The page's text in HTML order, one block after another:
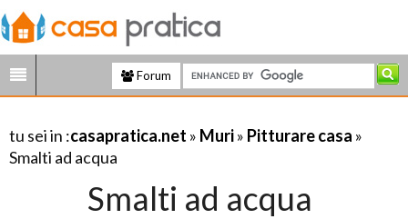
Forum
tu sei in :casapratica.net » Muri» Pitturare casa »
Smalti ad acqua
Smalti ad acqua